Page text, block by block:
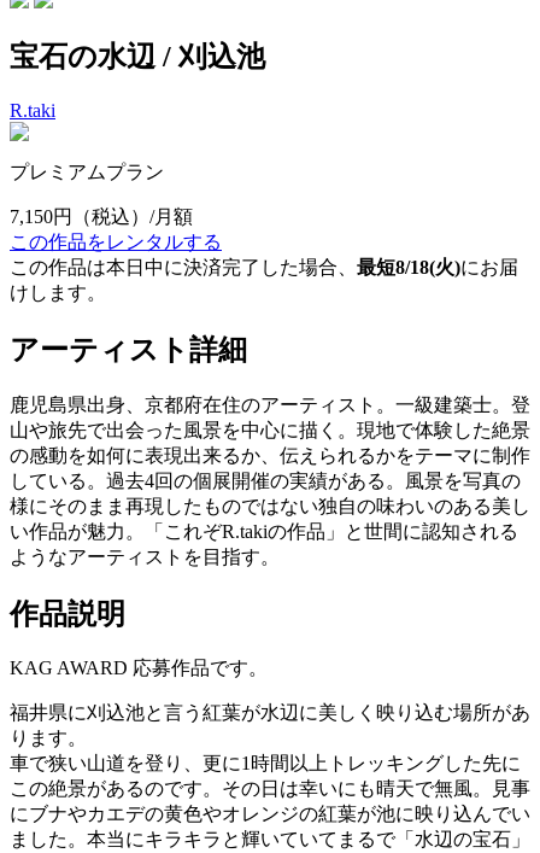
宝石の水辺 / 刈込池
R.taki
プレミアムプラン
7,150円
（税込）/月額
この作品をレンタルする
この作品は本日中に決済完了した場合、 最短8/18(火)にお届
けします。
アーティスト詳細
鹿児島県出身、京都府在住のアーティスト。一級建築士。登
山や旅先で出会った風景を中心に描く。現地で体験した絶景
の感動を如何に表現出来るか、伝えられるかをテーマに制作
している。過去4回の個展開催の実績がある。風景を写真の
様にそのまま再現したものではない独自の味わいのある美し
い作品が魅力。「これぞR.takiの作品」と世間に認知される
ようなアーティストを目指す。
作品説明
KAG AWARD 応募作品です。
福井県に刈込池と言う紅葉が水辺に美しく映り込む場所があ
ります。
車で狭い山道を登り、更に1時間以上トレッキングした先に
この絶景があるのです。その日は幸いにも晴天で無風。見事
にブナやカエデの黄色やオレンジの紅葉が池に映り込んでい
ました。本当にキラキラと輝いていてまるで「水辺の宝石」